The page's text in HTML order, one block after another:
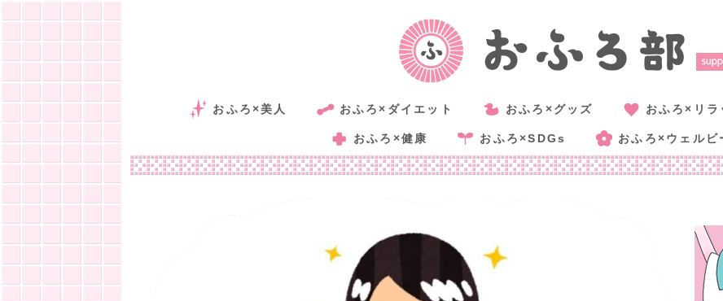
おふろ×美人 おふろ×ダイエット おふろ×グッズ おふろ×リラ
おふろ×健康 おふろ×SDGs おふろ×ウェルビ